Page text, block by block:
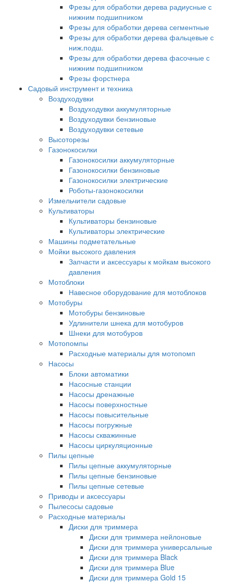
Фрезы для обработки дерева радиусные с
нижним подшипником
Фрезы для обработки дерева сегментные
Фрезы для обработки дерева фальцевые с
ниж.подш.
Фрезы для обработки дерева фасочные с
нижним подшипником
Фрезы форстнера
Садовый инструмент и техника
Воздуходувки
Воздуходувки аккумуляторные
Воздуходувки бензиновые
Воздуходувки сетевые
Высоторезы
Газонокосилки
Газонокосилки аккумуляторные
Газонокосилки бензиновые
Газонокосилки электрические
Роботы-газонокосилки
Измельчители садовые
Культиваторы
Культиваторы бензиновые
Культиваторы электрические
Машины подметательные
Мойки высокого давления
Запчасти и аксессуары к мойкам высокого
давления
Мотоблоки
Навесное оборудование для мотоблоков
Мотобуры
Мотобуры бензиновые
Удлинители шнека для мотобуров
Шнеки для мотобуров
Мотопомпы
Расходные материалы для мотопомп
Насосы
Блоки автоматики
Насосные станции
Насосы дренажные
Насосы поверхностные
Насосы повысительные
Насосы погружные
Насосы скважинные
Насосы циркуляционные
Пилы цепные
Пилы цепные аккумуляторные
Пилы цепные бензиновые
Пилы цепные сетевые
Приводы и аксессуары
Пылесосы садовые
Расходные материалы
Диски для триммера
Диски для триммера нейлоновые
Диски для триммера универсальные
Диски для триммера Black
Диски для триммера Blue
Диски для триммера Gold 15